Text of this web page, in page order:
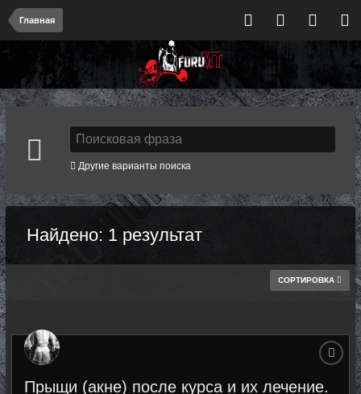
Главная
Другие варианты поиска
Найдено: 1 результат
СОРТИРОВКА
Прыщи (акне) после курса и их лечение.